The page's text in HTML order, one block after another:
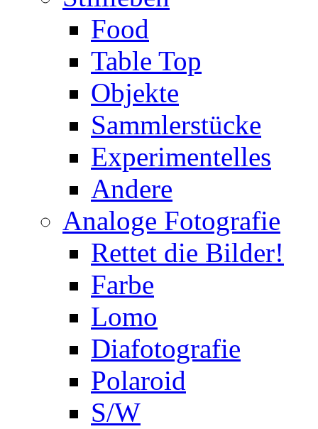
Food
Table Top
Objekte
Sammlerstücke
Experimentelles
Andere
Analoge Fotografie
Rettet die Bilder!
Farbe
Lomo
Diafotografie
Polaroid
S/W